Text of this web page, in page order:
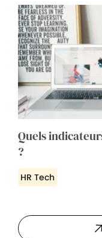
Quels
?
HR Tech